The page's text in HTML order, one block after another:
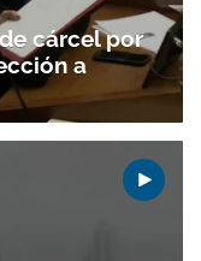
cárcel por
a